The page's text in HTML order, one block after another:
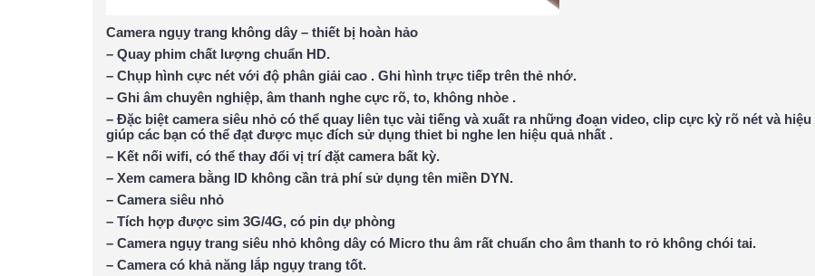
Camera ngụy trang không dây – thiết bị hoàn hảo
– Quay phim chất lượng chuẩn HD.
– Chụp hình cực nét với độ phân giải cao . Ghi hình trực tiếp trên thẻ nhớ.
– Ghi âm chuyên nghiệp, âm thanh nghe cực rõ, to, không nhòe .
– Đặc biệt camera siêu nhỏ có thể quay liên tục vài tiếng và xuất ra những đoạn video, clip cực kỳ rõ nét và hiệu
giúp các bạn có thể đạt được mục đích sử dụng thiet bi nghe len hiệu quả nhất .
– Kết nối wifi, có thể thay đổi vị trí đặt camera bất kỳ.
– Xem camera bằng ID không cần trả phí sử dụng tên miền DYN.
– Camera siêu nhỏ
– Tích hợp được sim 3G/4G, có pin dự phòng
– Camera ngụy trang siêu nhỏ không dây có Micro thu âm rất chuẩn cho âm thanh to rỏ không chói tai.
– Camera có khả năng lắp ngụy trang tốt.